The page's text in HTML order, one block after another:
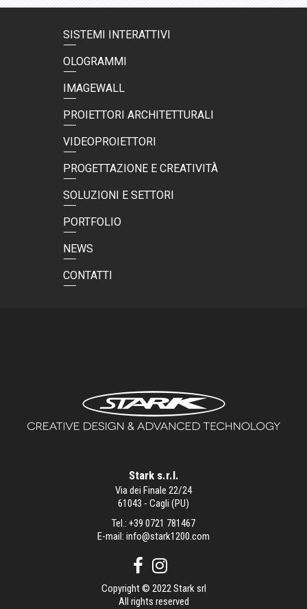
SISTEMI INTERATTIVI
OLOGRAMMI
IMAGEWALL
PROIETTORI ARCHITETTURALI
VIDEOPROIETTORI
PROGETTAZIONE E CREATIVITÀ
SOLUZIONI E SETTORI
PORTFOLIO
NEWS
CONTATTI
Stark s.r.l.
Via dei Finale 22/24
61043 - Cagli (PU)
Tel.: +39 0721 781467
E-mail: info@stark1200.com
Copyright © 2022 Stark srl
All rights reserved